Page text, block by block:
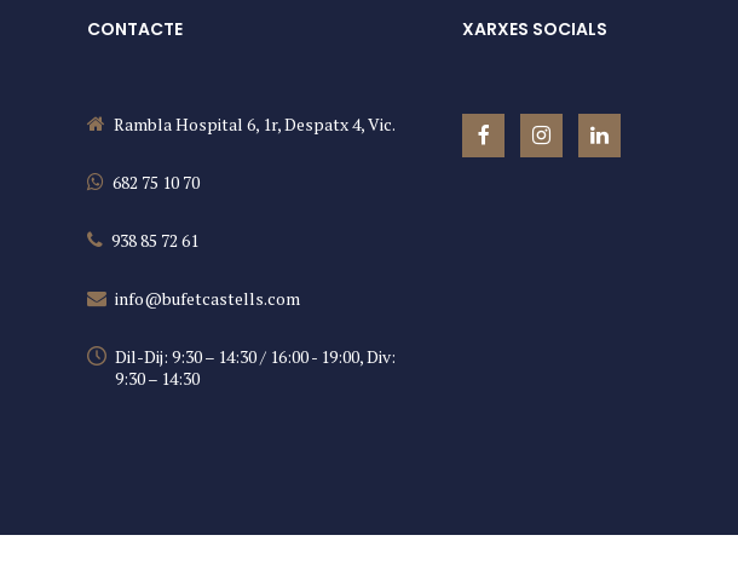
CONTACTE
Rambla Hospital 6, 1r, Despatx 4, Vic.
682 75 10 70
938 85 72 61
info@bufetcastells.com
Dil-Dij: 9:30 – 14:30 / 16:00 - 19:00, Div:
9:30 – 14:30
XARXES SOCIALS